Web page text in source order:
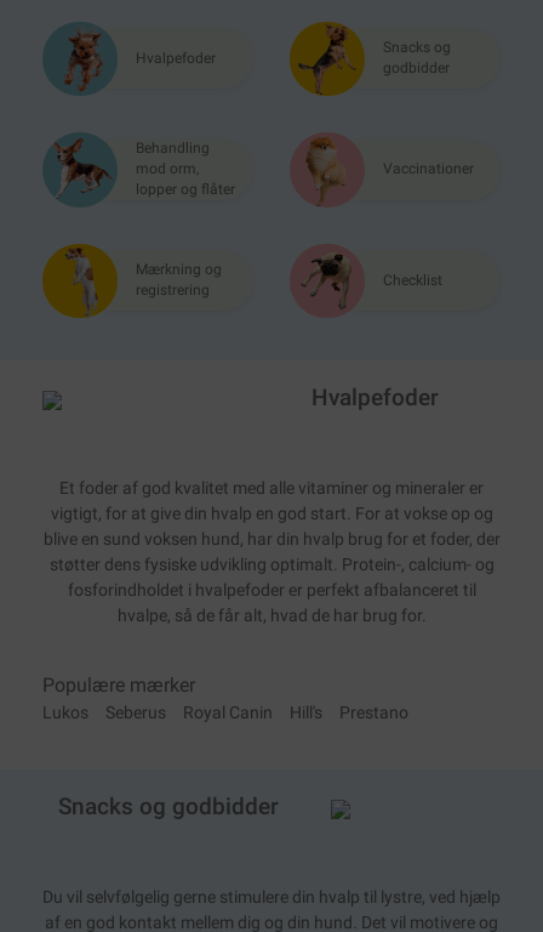
Hvalpefoder
Snacks og
godbidder
Behandling
mod orm,
lopper og flåter
Vaccinationer
Mærkning og
registrering
Checklist
Hvalpefoder
Et foder af god kvalitet med alle vitaminer og mineraler er
vigtigt, for at give din hvalp en god start. For at vokse op og
blive en sund voksen hund, har din hvalp brug for et foder, der
støtter dens fysiske udvikling optimalt. Protein-, calcium- og
fosforindholdet i hvalpefoder er perfekt afbalanceret til
hvalpe, så de får alt, hvad de har brug for.
Populære mærker
Lukos Seberus Royal Canin Hill's Prestano
Snacks og godbidder
Du vil selvfølgelig gerne stimulere din hvalp til lystre, ved hjælp
af en god kontakt mellem dig og din hund. Det vil motivere og